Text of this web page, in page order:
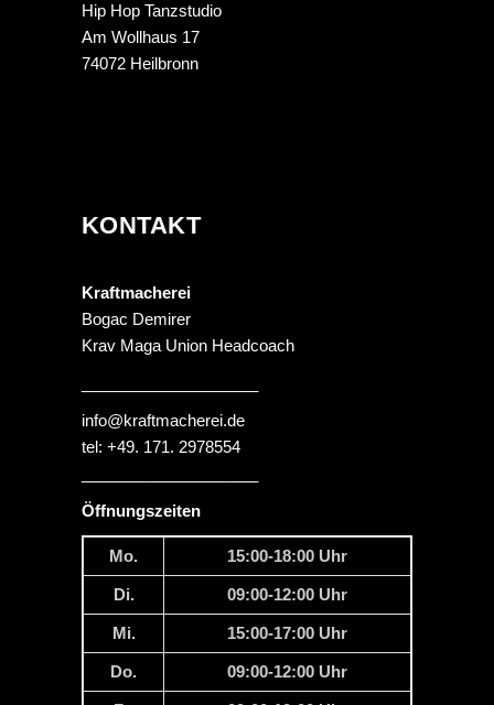
Hip Hop Tanzstudio
Am Wollhaus 17
74072 Heilbronn
KONTAKT
Kraftmacherei
Bogac Demirer
Krav Maga Union Headcoach
info@kraftmacherei.de
tel: +49. 171. 2978554
Öffnungszeiten
Mo. 15:00-18:00 Uhr
Di. 09:00-12:00 Uhr
Mi. 15:00-17:00 Uhr
Do. 09:00-12:00 Uhr